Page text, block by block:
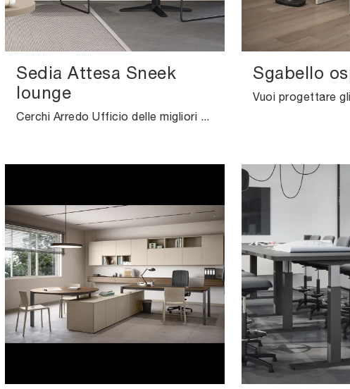
Sedia Attesa Sneek
lounge
Cerchi Arredo Ufficio delle migliori marche? Scopri le diverse proposte di sedie ospiti e attesa in tessuto, come il modello Sedia Attesa Sneek ...
Sgabello